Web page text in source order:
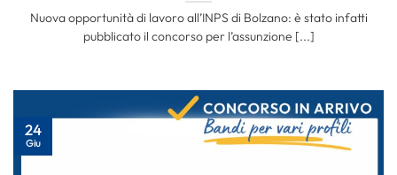
Nuova opportunità di lavoro all’INPS di Bolzano: è stato infatti
pubblicato il concorso per l’assunzione [...]
24
Giu